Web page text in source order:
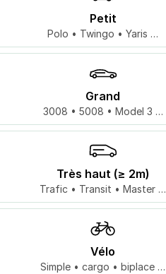
Petit
Polo • Twingo • Yaris …
Grand
3008 • 5008 • Model 3 …
Très haut (≥ 2m)
Trafic • Transit • Master …
Vélo
Simple • cargo • biplace …